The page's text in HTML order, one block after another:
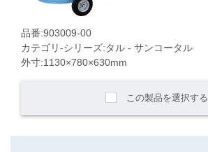
品番:903009-00
カテゴリ-シリーズ:タル - サンコータル
外寸:1130×780×630mm
この製品を選択する